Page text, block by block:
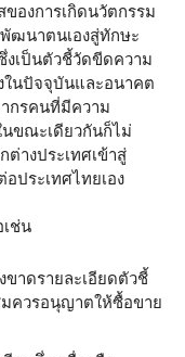
องการเกิดนวัตกรรม
ฒนาตนเองสู่ทักษะ
เป็นตัวชี้วัดขีดความ
ในปัจจุบันและอนาคต
กรคนที่มีความ
ขณะเดียวกันก็ไม่
างประเทศเข้าสู่
ประเทศไทยเอง
ช่น
ขาดรายละเอียดตัวชี้
ควรอนุญาตให้ซื้อขาย